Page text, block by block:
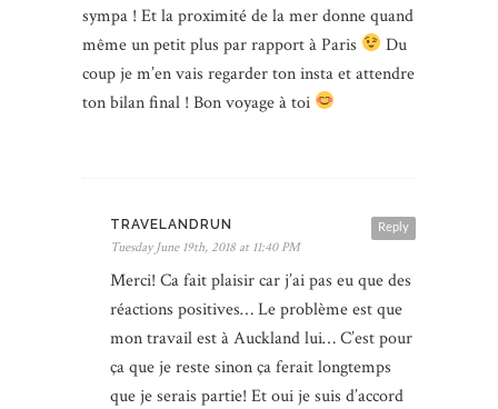
sympa ! Et la proximité de la mer donne quand
même un petit plus par rapport à Paris
Du
coup je m’en vais regarder ton insta et attendre
ton bilan final ! Bon voyage à toi
Reply
TRAVELANDRUN
Tuesday June 19th, 2018 at 11:40 PM
Merci! Ca fait plaisir car j’ai pas eu que des
réactions positives… Le problème est que
mon travail est à Auckland lui… C’est pour
ça que je reste sinon ça ferait longtemps
que je serais partie! Et oui je suis d’accord